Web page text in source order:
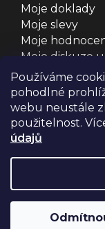
Používáme
pohodlné
webu neustále
použitelnost.
údajů
Moje doklady
Moje slevy
Moje
Moje diskuze